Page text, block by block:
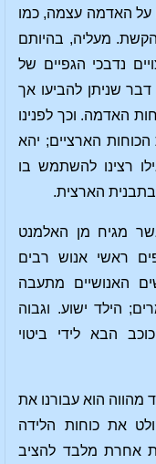
על האדמה עצמה, כמו
מעליה, בהיותם
נדבכי הגפיים של
שניתן להביעו אך
האדמה. וכך לפנינו
הארציים; יהא
רצינו להשתמש בו
הארצית.
מגיח מן האלמנט
ראשי אנוש רבים
האנושיים מתעבה
הילד ישוע. וגבוה
הבא לידי ביטוי
מהווה הוא עבורנו את
את כוחות הלידה
אחרת מלבד להציב